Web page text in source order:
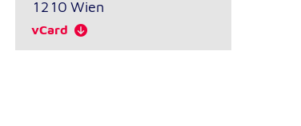
1210 Wien
vCard